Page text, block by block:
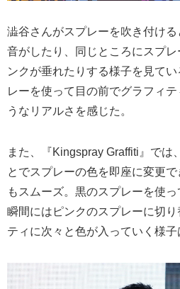
澁谷さんがスプレーを吹き付け
音がしたり、同じところにスプ
ンクが垂れたりする様子を見て
レーを使って目の前でグラフィ
うなリアルさを感じた。
また、『Kingspray Graffiti』では
とでスプレーの色を即座に変更
もスムーズ。黒のスプレーを使
瞬間にはピンクのスプレーに切
ティに次々と色が入っていく様子